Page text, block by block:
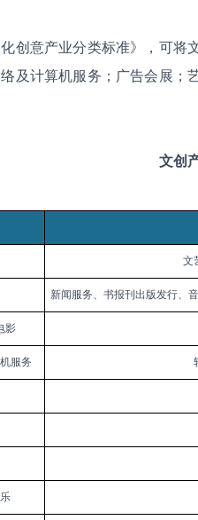
创意产业分类标准》，可将
及计算机服务；广告会展；
文创
文
新闻服务、书报刊出版发行、
影
服务